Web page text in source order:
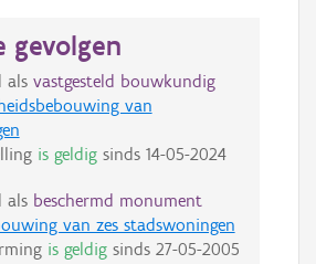
gevolgen
als vastgesteld bouwkundig
van
is geldigsinds 14-05-2024
als beschermd monument
van zes stadswoningen
is geldigsinds 27-05-2005